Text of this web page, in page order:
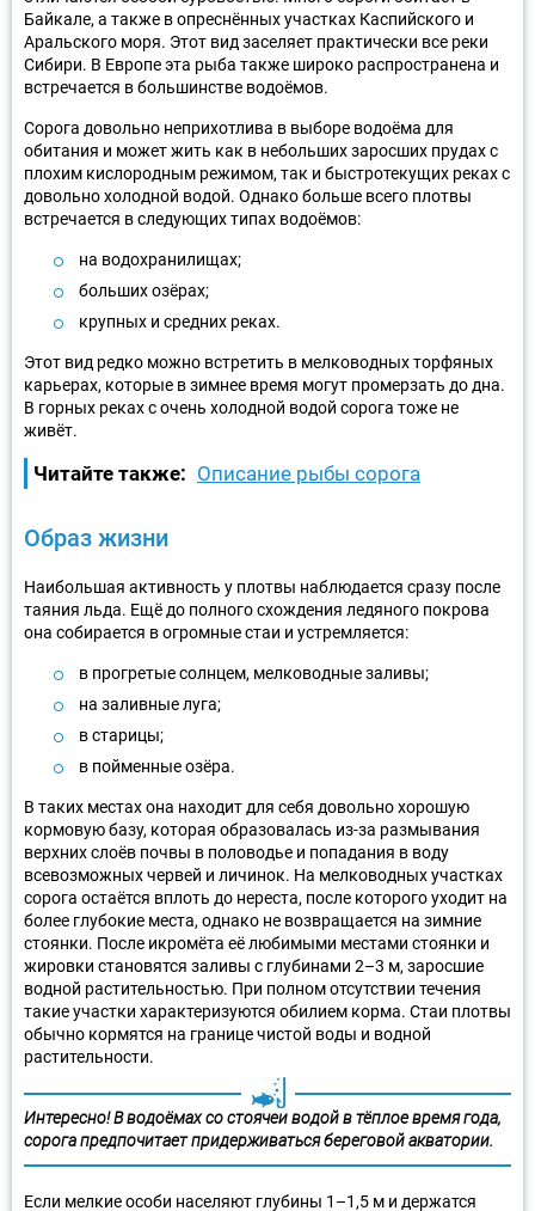
Байкале, а также в опреснённых участках Каспийского и
Аральского моря. Этот вид заселяет практически все реки
Сибири. В Европе эта рыба также широко распространена и
встречается в большинстве водоёмов.
Сорога довольно неприхотлива в выборе водоёма для
обитания и может жить как в небольших заросших прудах с
плохим кислородным режимом, так и быстротекущих реках с
довольно холодной водой. Однако больше всего плотвы
встречается в следующих типах водоёмов:
на водохранилищах;
больших озёрах;
крупных и средних реках.
Этот вид редко можно встретить в мелководных торфяных
карьерах, которые в зимнее время могут промерзать до дна.
В горных реках с очень холодной водой сорога тоже не
живёт.
Читайте также: Описание рыбы сорога
Образ жизни
Наибольшая активность у плотвы наблюдается сразу после
таяния льда. Ещё до полного схождения ледяного покрова
она собирается в огромные стаи и устремляется:
в прогретые солнцем, мелководные заливы;
на заливные луга;
в старицы;
в пойменные озёра.
В таких местах она находит для себя довольно хорошую
кормовую базу, которая образовалась из-за размывания
верхних слоёв почвы в половодье и попадания в воду
всевозможных червей и личинок. На мелководных участках
сорога остаётся вплоть до нереста, после которого уходит на
более глубокие места, однако не возвращается на зимние
стоянки. После икромёта её любимыми местами стоянки и
жировки становятся заливы с глубинами 2–3 м, заросшие
водной растительностью. При полном отсутствии течения
такие участки характеризуются обилием корма. Стаи плотвы
обычно кормятся на границе чистой воды и водной
растительности.
Интересно! В водоёмах со стоячей водой в тёплое время года,
сорога предпочитает придерживаться береговой акватории.
Если мелкие особи населяют глубины 1–1,5 м и держатся